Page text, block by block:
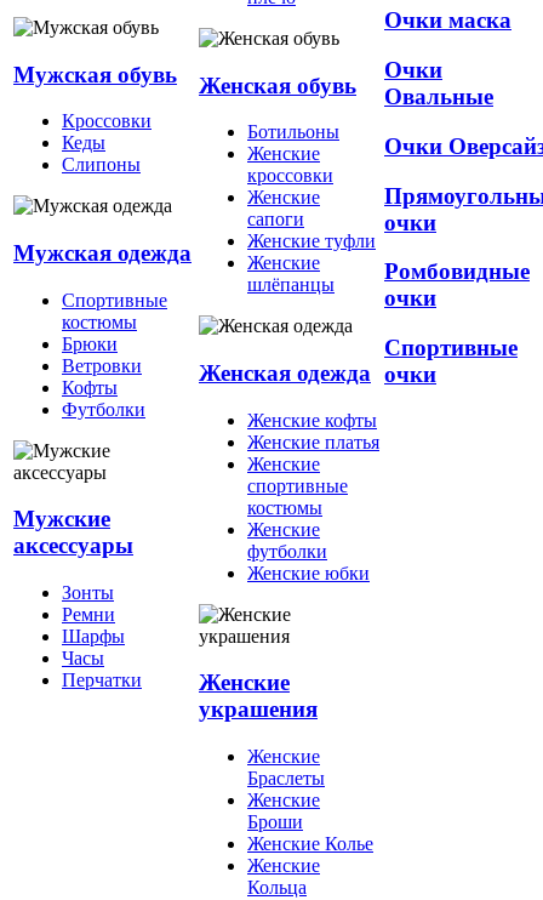
Мужская обувь
Кроссовки
Кеды
Слипоны
Мужская одежда
Спортивные
костюмы
Брюки
Ветровки
Кофты
Футболки
Мужские
аксессуары
Зонты
Ремни
Шарфы
Часы
Перчатки
Женская обувь
Ботильоны
Женские
кроссовки
Женские
сапоги
Женские туфли
Женские
шлёпанцы
Женская одежда
Женские кофты
Женские платья
Женские
спортивные
костюмы
Женские
футболки
Женские юбки
Женские
украшения
Женские
Браслеты
Женские
Броши
Женские Колье
Женские
Кольца
Очки маска
Очки
Овальные
Очки
очки
Ромбовидные
очки
Спортивные
очки